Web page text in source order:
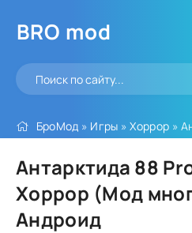
BRO mod
БроМод » Игры »Хоррор »
Антарктида 88
Хоррор (Мод
Андроид